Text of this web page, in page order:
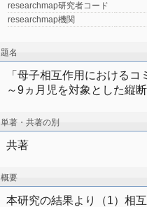
researchmap研究者コード
researchmap機関
題名
「母子相互作用における
～9ヵ月児を対象とした縦
単著・共著の別
共著
概要
本研究の結果より（1）相